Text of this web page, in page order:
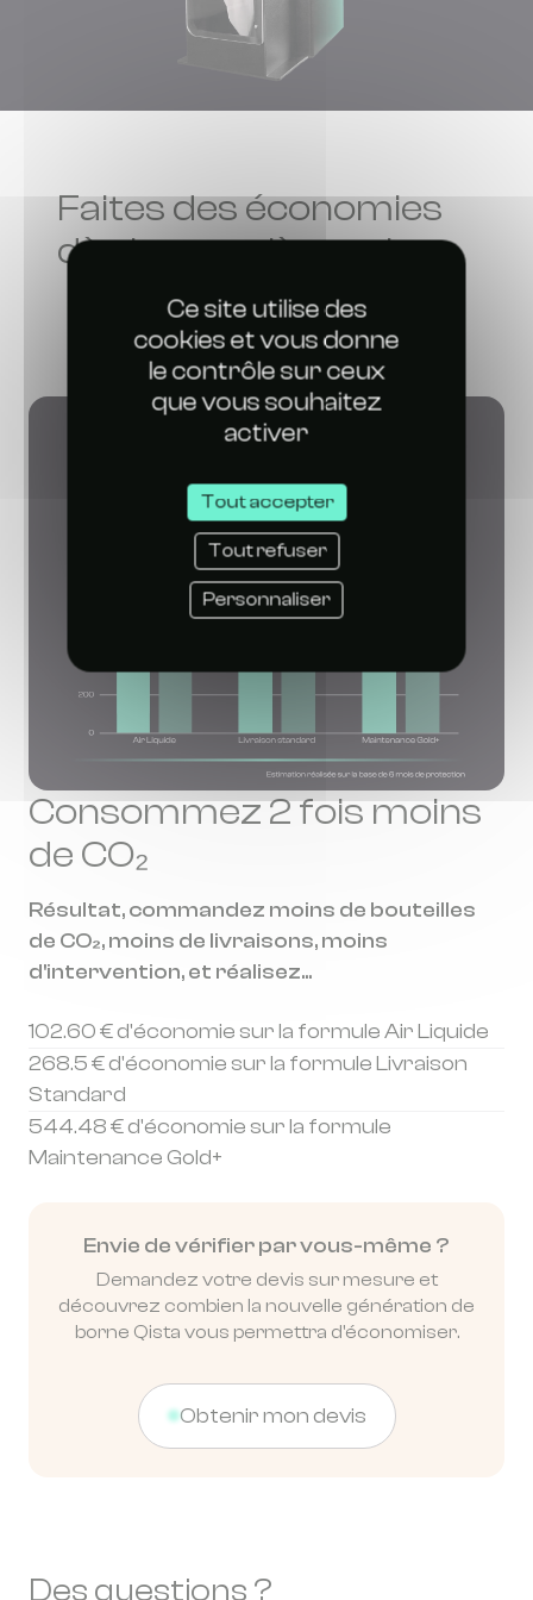
Ce site utilise des
cookies et vous donne
le contrôle sur ceux
que vous souhaitez
activer
Tout accepter
Tout refuser
Personnaliser
Faites des économies
dès la première saison
Consommez 2 fois moins
de CO₂
Résultat, commandez moins de bouteilles
de CO₂, moins de livraisons, moins
d'intervention, et réalisez...
102.60 € d'économie sur la formule Air Liquide
268.5 € d'économie sur la formule Livraison
Standard
544.48 € d'économie sur la formule
Maintenance Gold+
Envie de vérifier par vous-même ?
Demandez votre devis sur mesure et
découvrez combien la nouvelle génération de
borne Qista vous permettra d'économiser.
Obtenir mon devis
Des questions ?